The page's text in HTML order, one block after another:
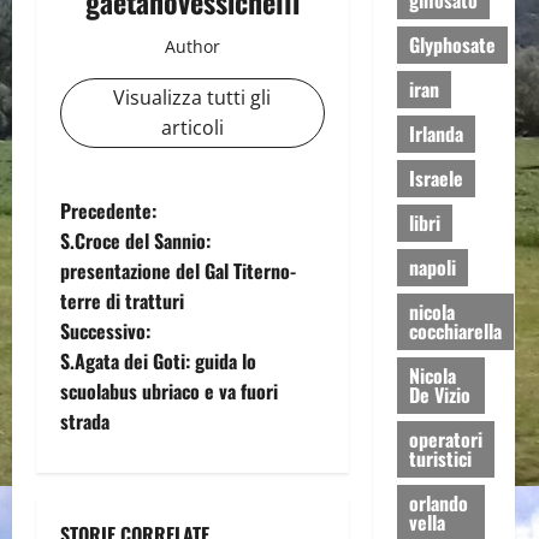
Author
Visualizza tutti gli
articoli
N
a
v
i
g
z
Precedente:
S.Croce del Sannio:
presentazione del Gal Titerno-
terre di tratturi
Successivo:
S.Agata dei Goti: guida lo
scuolabus ubriaco e va fuori
strada
Glyphosate
iran
Irlanda
Israele
libri
napoli
nicola
cocchiarella
Nicola
De Vizio
operatori
turistici
orlando
vella